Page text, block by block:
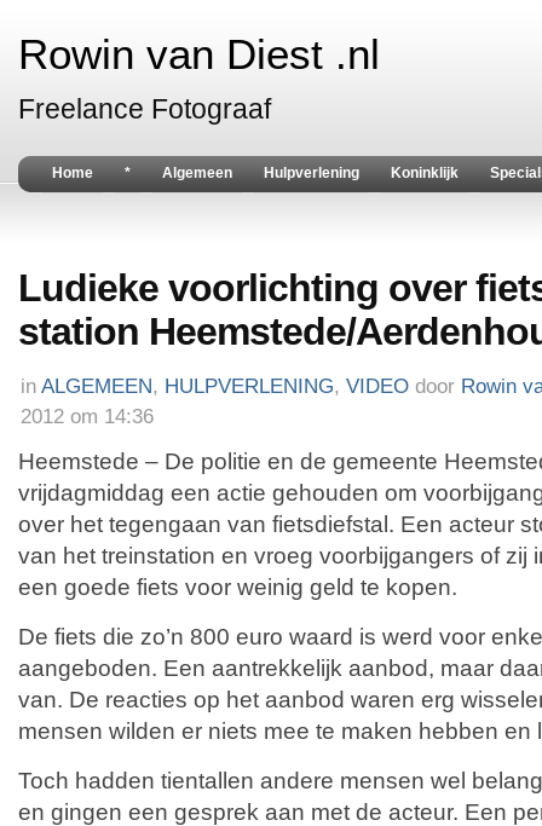
Rowin van Diest .nl
Freelance Fotograaf
Home * Algemeen Hulpverlening Koninklijk
Ludieke voorlichting over
station Heemstede/
in ALGEMEEN, HULPVERLENING, VIDEO door Rowin
2012 om 14:36
Heemstede – De politie en de gemeente
vrijdagmiddag een actie gehouden om
over het tegengaan van fietsdiefstal. Een acteur
van het treinstation en vroeg voorbijgangers of zij
een goede fiets voor weinig geld te kopen.
De fiets die zo’n 800 euro waard is werd voor
aangeboden. Een aantrekkelijk aanbod, maar
van. De reacties op het aanbod waren erg
mensen wilden er niets mee te maken hebben en
Toch hadden tientallen andere mensen wel
en gingen een gesprek aan met de acteur. Een